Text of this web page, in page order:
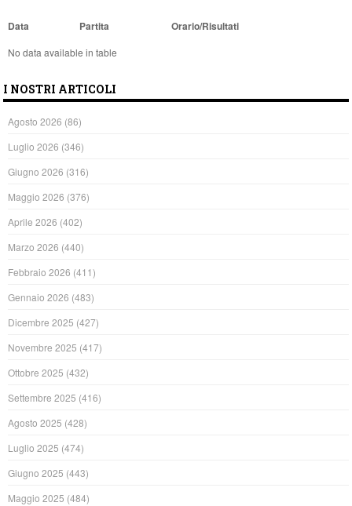
Data Partita Orario/Risultati
No data available in table
I NOSTRI ARTICOLI
Agosto 2026 (86)
Luglio 2026 (346)
Giugno 2026 (316)
Maggio 2026 (376)
Aprile 2026 (402)
Marzo 2026 (440)
Febbraio 2026 (411)
Gennaio 2026 (483)
Dicembre 2025 (427)
Novembre 2025 (417)
Ottobre 2025 (432)
Settembre 2025 (416)
Agosto 2025 (428)
Luglio 2025 (474)
Giugno 2025 (443)
Maggio 2025 (484)